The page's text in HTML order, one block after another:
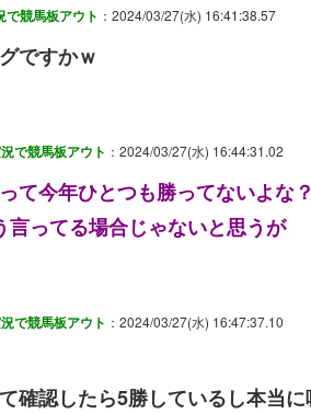
で競馬板アウト ：2024/03/27(水) 16:41:38.57
ですかｗ
で競馬板アウト ：2024/03/27(水) 16:44:31.02
て今年ひとつも勝ってないよな？
言ってる場合じゃないと思うが
で競馬板アウト ：2024/03/27(水) 16:47:37.10
確認したら5勝しているし本当